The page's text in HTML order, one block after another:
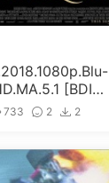
[BDIS
733 2
2